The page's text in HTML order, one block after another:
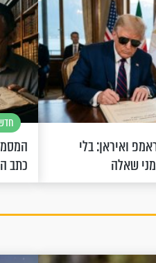
ואיראן: בלי
שאלה
כתב